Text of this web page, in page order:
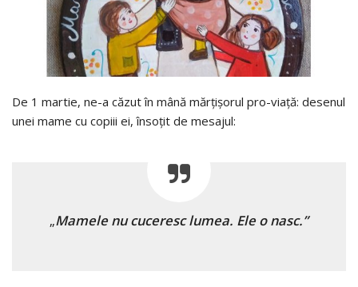
De 1 martie, ne-a căzut în mână mărțișorul pro-viață: desenul
unei mame cu copiii ei, însoțit de mesajul:
„Mamele nu cuceresc lumea. Ele o nasc.”